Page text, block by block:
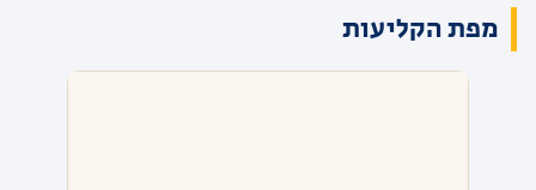
מפת הקליעות